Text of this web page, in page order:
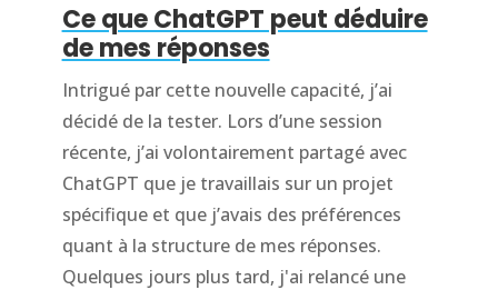
Ce que ChatGPT peut déduire
de mes réponses
Intrigué par cette nouvelle capacité, j’ai
décidé de la tester. Lors d’une session
récente, j’ai volontairement partagé avec
ChatGPT que je travaillais sur un projet
spécifique et que j’avais des préférences
quant à la structure de mes réponses.
Quelques jours plus tard, j'ai relancé une